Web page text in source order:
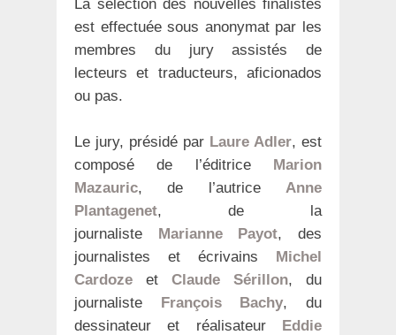
La sélection des nouvelles finalistes
est effectuée sous anonymat par les
membres du jury assistés de
lecteurs et traducteurs, aficionados
ou pas.
Le jury, présidé par Laure Adler, est
composé de l’éditrice Marion
Mazauric, de l’autrice Anne
Plantagenet, de la
journaliste Marianne Payot, des
journalistes et écrivains Michel
Cardoze et Claude Sérillon, du
journaliste François Bachy, du
dessinateur et réalisateur Eddie